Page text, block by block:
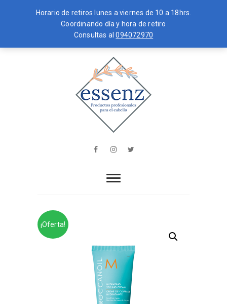
Horario de retiros lunes a viernes de 10 a 18hrs.
Coordinando día y hora de retiro
Consultas al094072970
to
essenz
EL CABELLO
FacebookInstagram
¡Oferta!